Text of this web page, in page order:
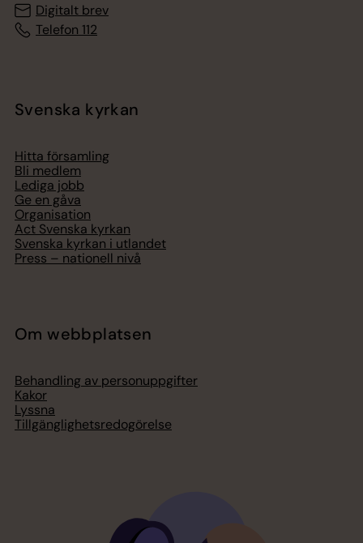
Digitalt brev
Telefon 112
Svenska kyrkan
Hitta församling
Bli medlem
Lediga jobb
Ge en gåva
Organisation
Act Svenska kyrkan
Svenska kyrkan i utlandet
Press – nationell nivå
Om webbplatsen
Behandling av personuppgifter
Kakor
Lyssna
Tillgänglighetsredogörelse